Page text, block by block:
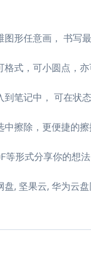
图形任意画， 书写
格式，可小圆点，
到笔记中， 可在状
中擦除，更便捷的
等形式分享你的想
盘, 坚果云, 华为云